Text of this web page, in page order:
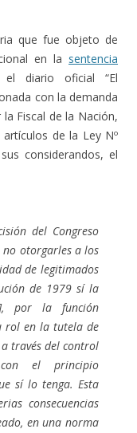
que fue objeto de
en la sentencia
el diario oficial “El
con la demanda
Fiscal de la Nación,
de la Ley Nº
considerandos, el
del Congreso
no otorgarles a los
de legitimados
de 1979 sí la
por la función
rol en la tutela de
través del control
el principio
sí lo tenga. Esta
consecuencias
en una norma